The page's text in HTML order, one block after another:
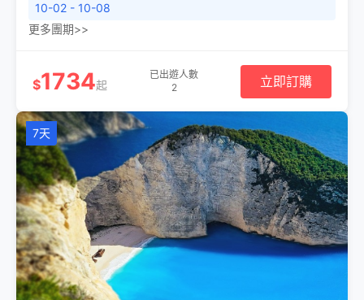
10-02 - 10-08
更多團期>>
$1734起
已出遊人數
2
立即訂購
7天